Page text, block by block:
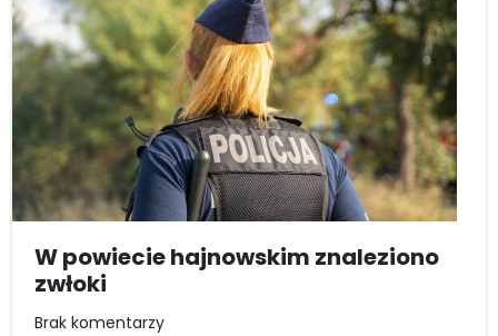
W powiecie hajnowskim znaleziono
zwłoki
Brak komentarzy